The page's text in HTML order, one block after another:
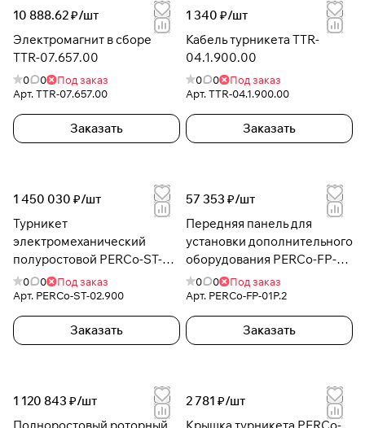
10 888.62 ₽/шт
Электромагнит в сборе
TTR-07.657.00
0 0
Под заказ
Арт.TTR-07.657.00
Заказать
1 340 ₽/шт
Кабель турникета TTR-
04.1.900.00
0 0
Под заказ
Арт.TTR-04.1.900.00
Заказать
1 450 030 ₽/шт
Турникет
электромеханический
полуростовой PERCo-ST-
02.900
0 0
Под заказ
Арт. PERCo-ST-02.900
Заказать
57 353 ₽/шт
Передняя панель для
установки дополнительного
оборудования PERCo-FP-
01P.2
0 0
Под заказ
Арт. PERCo-FP-01P.2
Заказать
1 120 843 ₽/шт
2 781 ₽/шт